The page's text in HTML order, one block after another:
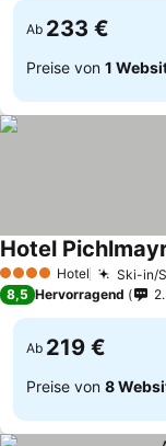
Ab 233 €
Preise von 1
4 Sterne Hotel Ski-in/
Hotel
8,5 Hervorragend
Ab 219 €
Preise von 8